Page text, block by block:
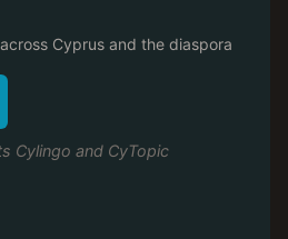
Cyprus and the diaspora
Cylingo and CyTopic